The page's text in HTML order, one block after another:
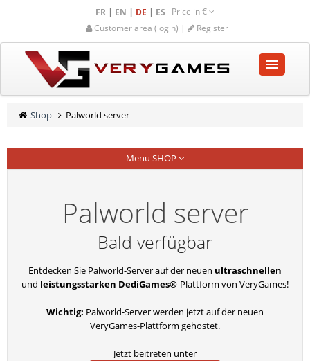
FR | EN | DE | ES Price in€
Customer area (login) |
Register
STARTSEITE
GEMEINSCHAFT
Shop Palworld server
Menu SHOP
Palworld server
Bald verfügbar
Entdecken Sie Palworld-Server auf der neuen ultraschnellen
und leistungsstarken DediGames®-Plattform von VeryGames!
Wichtig: Palworld-Server werden jetzt auf der neuen
VeryGames-Plattform gehostet.
Jetzt beitreten unter